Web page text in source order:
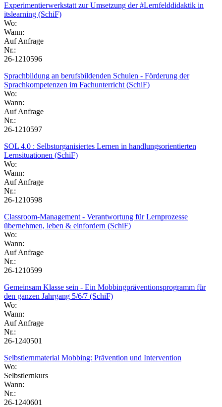
Experimentierwerkstatt zur Umsetzung der #Lernfelddidaktik in
itslearning (SchiF)
Wo:
Wann:
Auf Anfrage
Nr.:
26-1210596
Sprachbildung an berufsbildenden Schulen - Förderung der
Sprachkompetenzen im Fachunterricht (SchiF)
Wo:
Wann:
Auf Anfrage
Nr.:
26-1210597
SOL 4.0 : Selbstorganisiertes Lernen in handlungsorientierten
Lernsituationen (SchiF)
Wo:
Wann:
Auf Anfrage
Nr.:
26-1210598
Classroom-Management - Verantwortung für Lernprozesse
übernehmen, leben & einfordern (SchiF)
Wo:
Wann:
Auf Anfrage
Nr.:
26-1210599
Gemeinsam Klasse sein - Ein Mobbingpräventionsprogramm für
den ganzen Jahrgang 5/6/7 (SchiF)
Wo:
Wann:
Auf Anfrage
Nr.:
26-1240501
Selbstlernmaterial Mobbing: Prävention und Intervention
Wo:
Selbstlernkurs
Wann:
Nr.:
26-1240601